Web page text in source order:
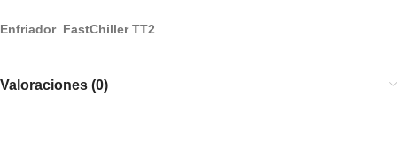
Enfriador FastChiller TT2
Valoraciones (0)